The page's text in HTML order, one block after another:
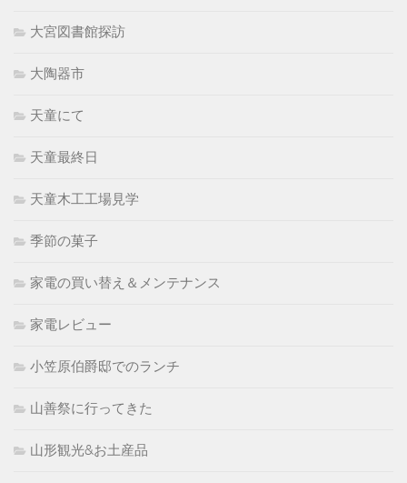
大宮図書館探訪
大陶器市
天童にて
天童最終日
天童木工工場見学
季節の菓子
家電の買い替え＆メンテナンス
家電レビュー
小笠原伯爵邸でのランチ
山善祭に行ってきた
山形観光&お土産品